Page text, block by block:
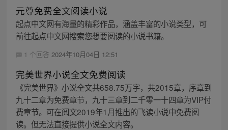
元尊免费全文阅读小说
起点中文网有海量的精彩作品，涵盖丰富的小说类型，可
前往起点中文网搜索您想要阅读的小说书籍。
1 个回答 2024年10月04日 12:51
完美世界小说全文免费阅读
《完美世界》小说全文共658.75万字，共2015章，序章到
九十二章为免费章节，九十三章到二千零一十四章为VIP付
费章节。可在阅文2019年1月推出的飞读小说中免费阅
读。但无法直接提供小说全文内容。